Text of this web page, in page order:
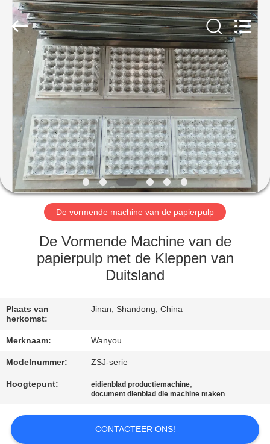
THUIS
PRODUCTEN
VIDEOS
OVER
ONS
FABRIEKSREIS
KWALITEITSCONTROLE
CONTACTEER
NIEUWS
GEVALLEN
Jinan
Wanyou
Packing
Machinery
Rights
De vormende machine van de papierpulp
De Vormende Machine van de
papierpulp met de Kleppen van
Duitsland
Plaats van
herkomst:
Jinan, Shandong, China
Merknaam: Wanyou
Modelnummer: ZSJ-serie
Hoogtepunt: eidienblad productiemachine,
document dienblad die machine maken
CONTACTEER ONS!